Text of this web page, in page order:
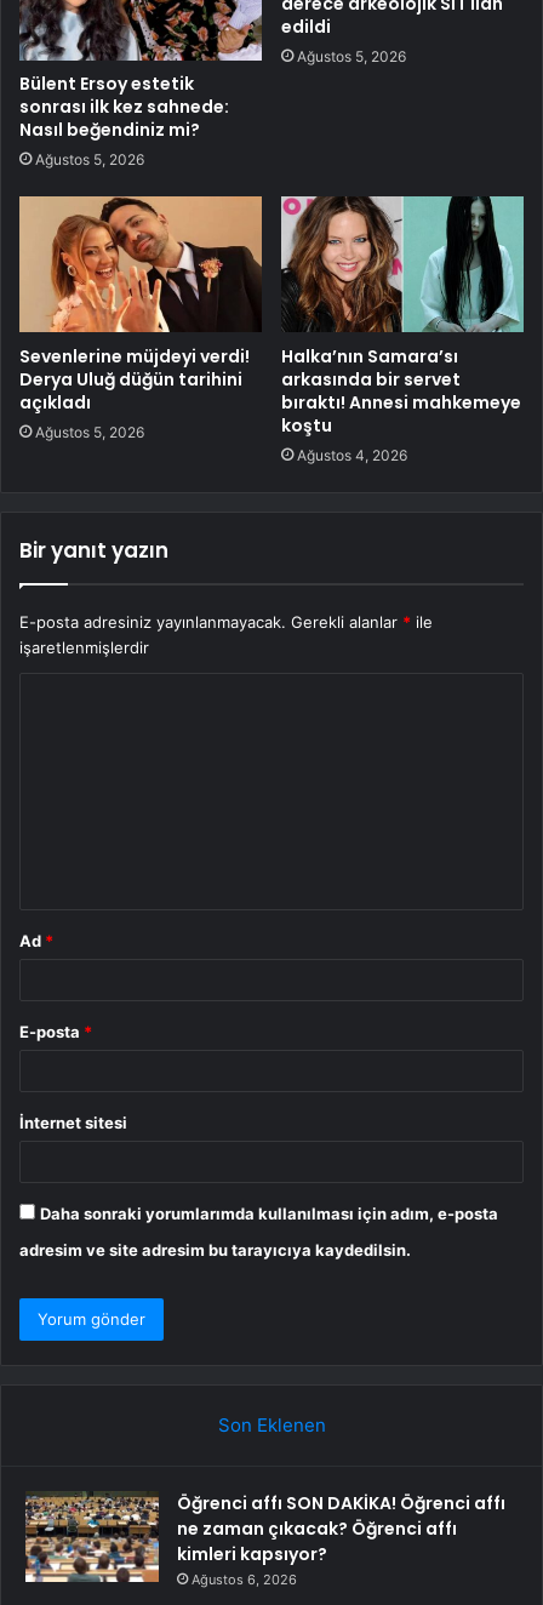
Bülent Ersoy estetik
sonrası ilk kez sahnede:
Nasıl beğendiniz mi?
Ağustos 5, 2026
edildi
Ağustos 5, 2026
Sevenlerine müjdeyi verdi!
Derya Uluğ düğün tarihini
açıkladı
Ağustos 5, 2026
Halka’nın Samara’sı
arkasında bir servet
bıraktı! Annesi mahkemeye
koştu
Ağustos 4, 2026
Bir yanıt yazın
E-posta adresiniz yayınlanmayacak. Gerekli alanlar * ile
işaretlenmişlerdir
Ad *
E-posta *
İnternet sitesi
Daha sonraki yorumlarımda kullanılması için adım, e-posta
adresim ve site adresim bu tarayıcıya kaydedilsin.
Son Eklenen
Öğrenci affı SON DAKİKA! Öğrenci affı
ne zaman çıkacak? Öğrenci affı
kimleri kapsıyor?
Ağustos 6, 2026